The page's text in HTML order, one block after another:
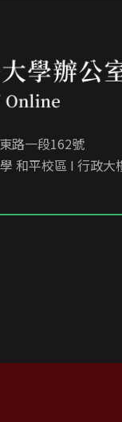
路一段162號
和平校區 I 行政大